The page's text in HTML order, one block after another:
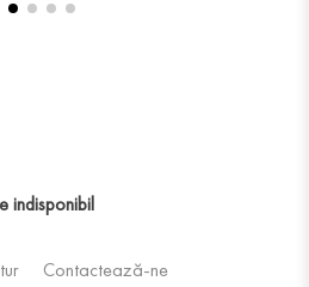
indisponibil
Contactează-ne